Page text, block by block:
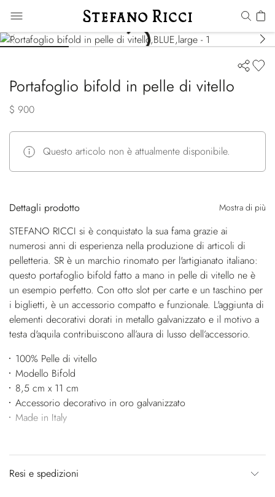
Portafoglio bifold in pelle di vitello
$ 900
Questo articolo non è attualmente disponibile.
Dettagli prodotto Mostra di più
STEFANO RICCI si è conquistato la sua fama grazie ai
numerosi anni di esperienza nella produzione di articoli di
pelletteria. SR è un marchio rinomato per l'artigianato italiano:
questo portafoglio bifold fatto a mano in pelle di vitello ne è
un esempio perfetto. Con otto slot per carte e un taschino per
i biglietti, è un accessorio compatto e funzionale. L'aggiunta di
elementi decorativi dorati in metallo galvanizzato e il motivo a
testa d'aquila contribuiscono all’aura di lusso dell’accessorio.
100% Pelle di vitello
Modello Bifold
8,5 cm x 11 cm
Accessorio decorativo in oro galvanizzato
Made in Italy
Resi e spedizioni